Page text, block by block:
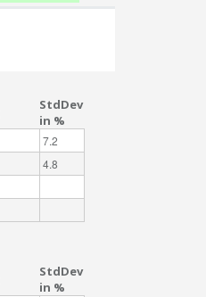
StdDev
in %
7.2
4.8
StdDev
in %